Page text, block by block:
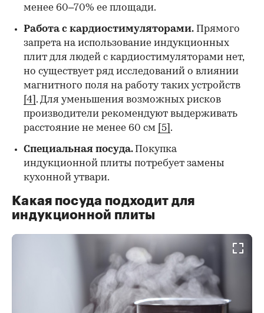
менее 60–70% ее площади.
Работа с кардиостимуляторами. Прямого
запрета на использование индукционных
плит для людей с кардиостимуляторами нет,
но существует ряд исследований о влиянии
магнитного поля на работу таких устройств
[4] . Для уменьшения возможных рисков
производители рекомендуют выдерживать
расстояние не менее 60 см [5] .
Специальная посуда. Покупка
индукционной плиты потребует замены
кухонной утвари.
Какая посуда подходит для
индукционной плиты